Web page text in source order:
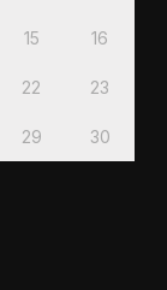
15 16
22 23
29 30